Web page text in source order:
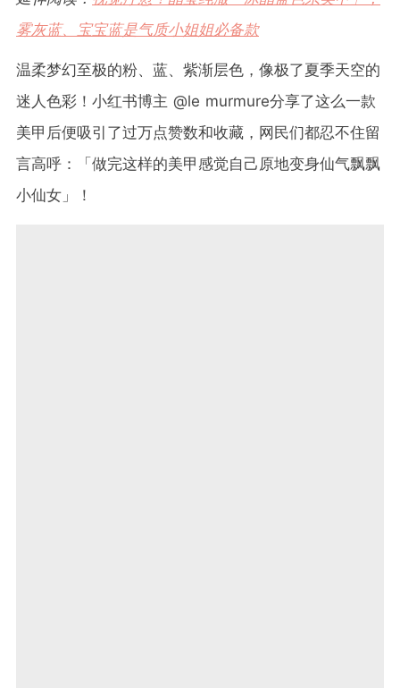
雾灰蓝、宝宝蓝是气质小姐姐必备款
温柔梦幻至极的粉、蓝、紫渐层色，像极了夏季天空的
迷人色彩！小红书博主 @le murmure分享了这么一款
美甲后便吸引了过万点赞数和收藏，网民们都忍不住留
言高呼：「做完这样的美甲感觉自己原地变身仙气飘飘
小仙女」！